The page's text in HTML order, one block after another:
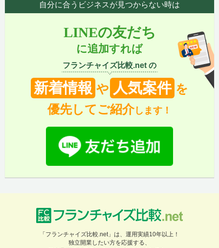
自分に合うビジネスが見つからない時は
LINEの友だち
に追加すれば
フランチャイズ比較.net の
新着情報 や 人気案件 を
優先してご紹介します！
「フランチャイズ比較.net」は、運用実績10年以上！
独立開業したい方を応援する、